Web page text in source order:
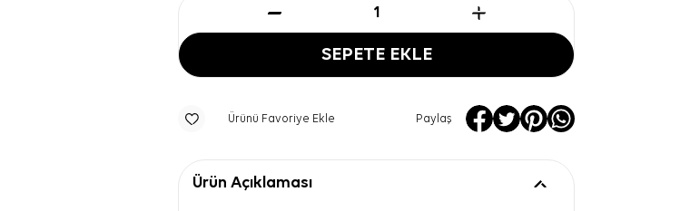
SEPETE EKLE
Ürünü Favoriye Ekle Paylaş
Ürün Açıklaması